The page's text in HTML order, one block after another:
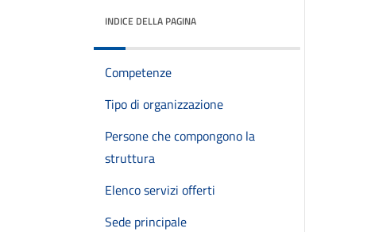
INDICE DELLA PAGINA
Competenze
Tipo di organizzazione
Persone che compongono la
struttura
Elenco servizi offerti
Sede principale